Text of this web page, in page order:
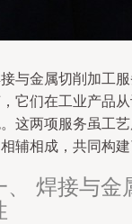
与金属切削加工
它们在工业产品
这两项服务虽工
辅相成，共同构
、 焊接与金